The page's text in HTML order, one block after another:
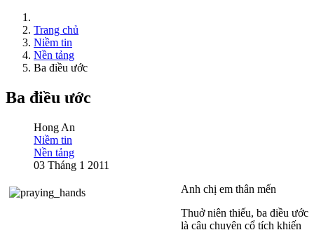
Trang chủ
Niềm tin
Nền tảng
Ba điều ước
Ba điều ước
Hong An
Niềm tin
Nền tảng
03 Tháng 1 2011
Anh chị em thân mến
Thuở niên thiếu, ba điều ước
là câu chuyện cổ tích khiến